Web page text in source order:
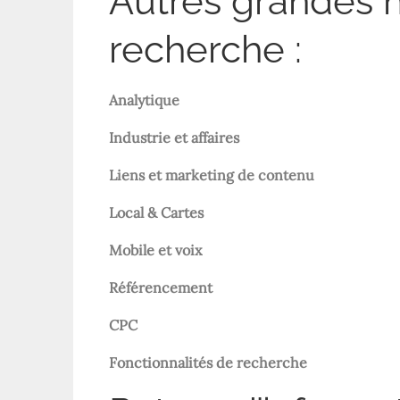
recherche :
Analytique
Industrie et affaires
Liens et marketing de contenu
Local & Cartes
Mobile et voix
Référencement
CPC
Fonctionnalités de recherche